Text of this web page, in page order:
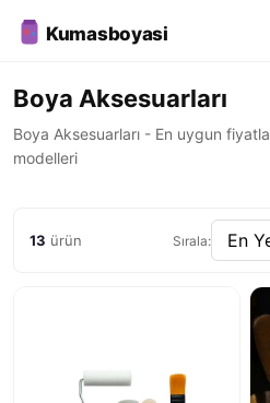
Kumasboyasi
Boya Aksesuarları
Boya Aksesuarları - En uygun
modelleri
13 ürün Sırala: